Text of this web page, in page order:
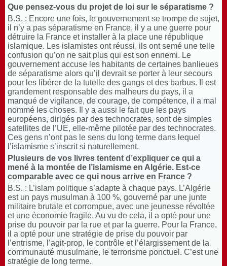
Que pensez-vous du projet de loi sur le séparatisme ?
B.S. : Encore une fois, le gouvernement se trompe de sujet,
il n’y a pas séparatisme en France, il y a une guerre pour
détruire la France et installer à la place une république
islamique. Les islamistes ont réussi, ils ont semé une telle
confusion qu’on ne sait plus qui est son ennemi. Le
gouvernement accuse les habitants de certaines banlieues
de séparatisme alors qu’il devrait se porter à leur secours
pour les libérer de la tutelle des gangs et des barbus. Il est
grandement responsable des malheurs du pays, il a
manqué de vigilance, de courage, de compétence, il a mal
nommé les choses. Il y a aussi le fait que les pays
européens, dirigés par des technocrates, sont de simples
satellites de l’UE, elle-même pilotée par des technocrates.
Ces gens n’ont pas le sens du long terme dans lequel
l’islamisme s’inscrit si naturellement.
Plusieurs de vos livres tentent d’expliquer ce qui a
mené à la montée de l’islamisme en Algérie. Est-ce
comparable avec ce qui nous arrive en France ?
B.S. : L’islam politique s’adapte à chaque pays. L’Algérie
est un pays musulman à 100 %, gouverné par une junte
militaire brutale et corrompue, avec une jeunesse révoltée
et une économie fragile. Au vu de cela, il a opté pour une
prise du pouvoir par la rue et par la guerre. Pour la France,
il a opté pour une stratégie de prise du pouvoir par
l’entrisme, l’agit-prop, le contrôle et l’élargissement de la
communauté musulmane, le terrorisme ponctuel. C’est une
stratégie de long terme.